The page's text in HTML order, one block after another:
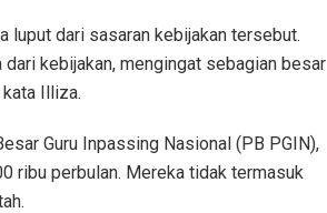
luput dari sasaran kebijakan tersebut.
kebijakan, mengingat sebagian besar
kata Illiza.
Guru Inpassing Nasional (PB PGIN),
ribu perbulan. Mereka tidak termasuk